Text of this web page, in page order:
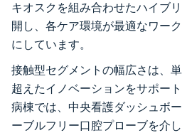
キオスクを組み合わせたハイブ
開し、各ケア環境が最適なワー
にしています。
接触型セグメントの幅広さは、
超えたイノベーションをサポー
病棟では、中央看護ダッシュボ
ーブルフリー口腔プローブを介